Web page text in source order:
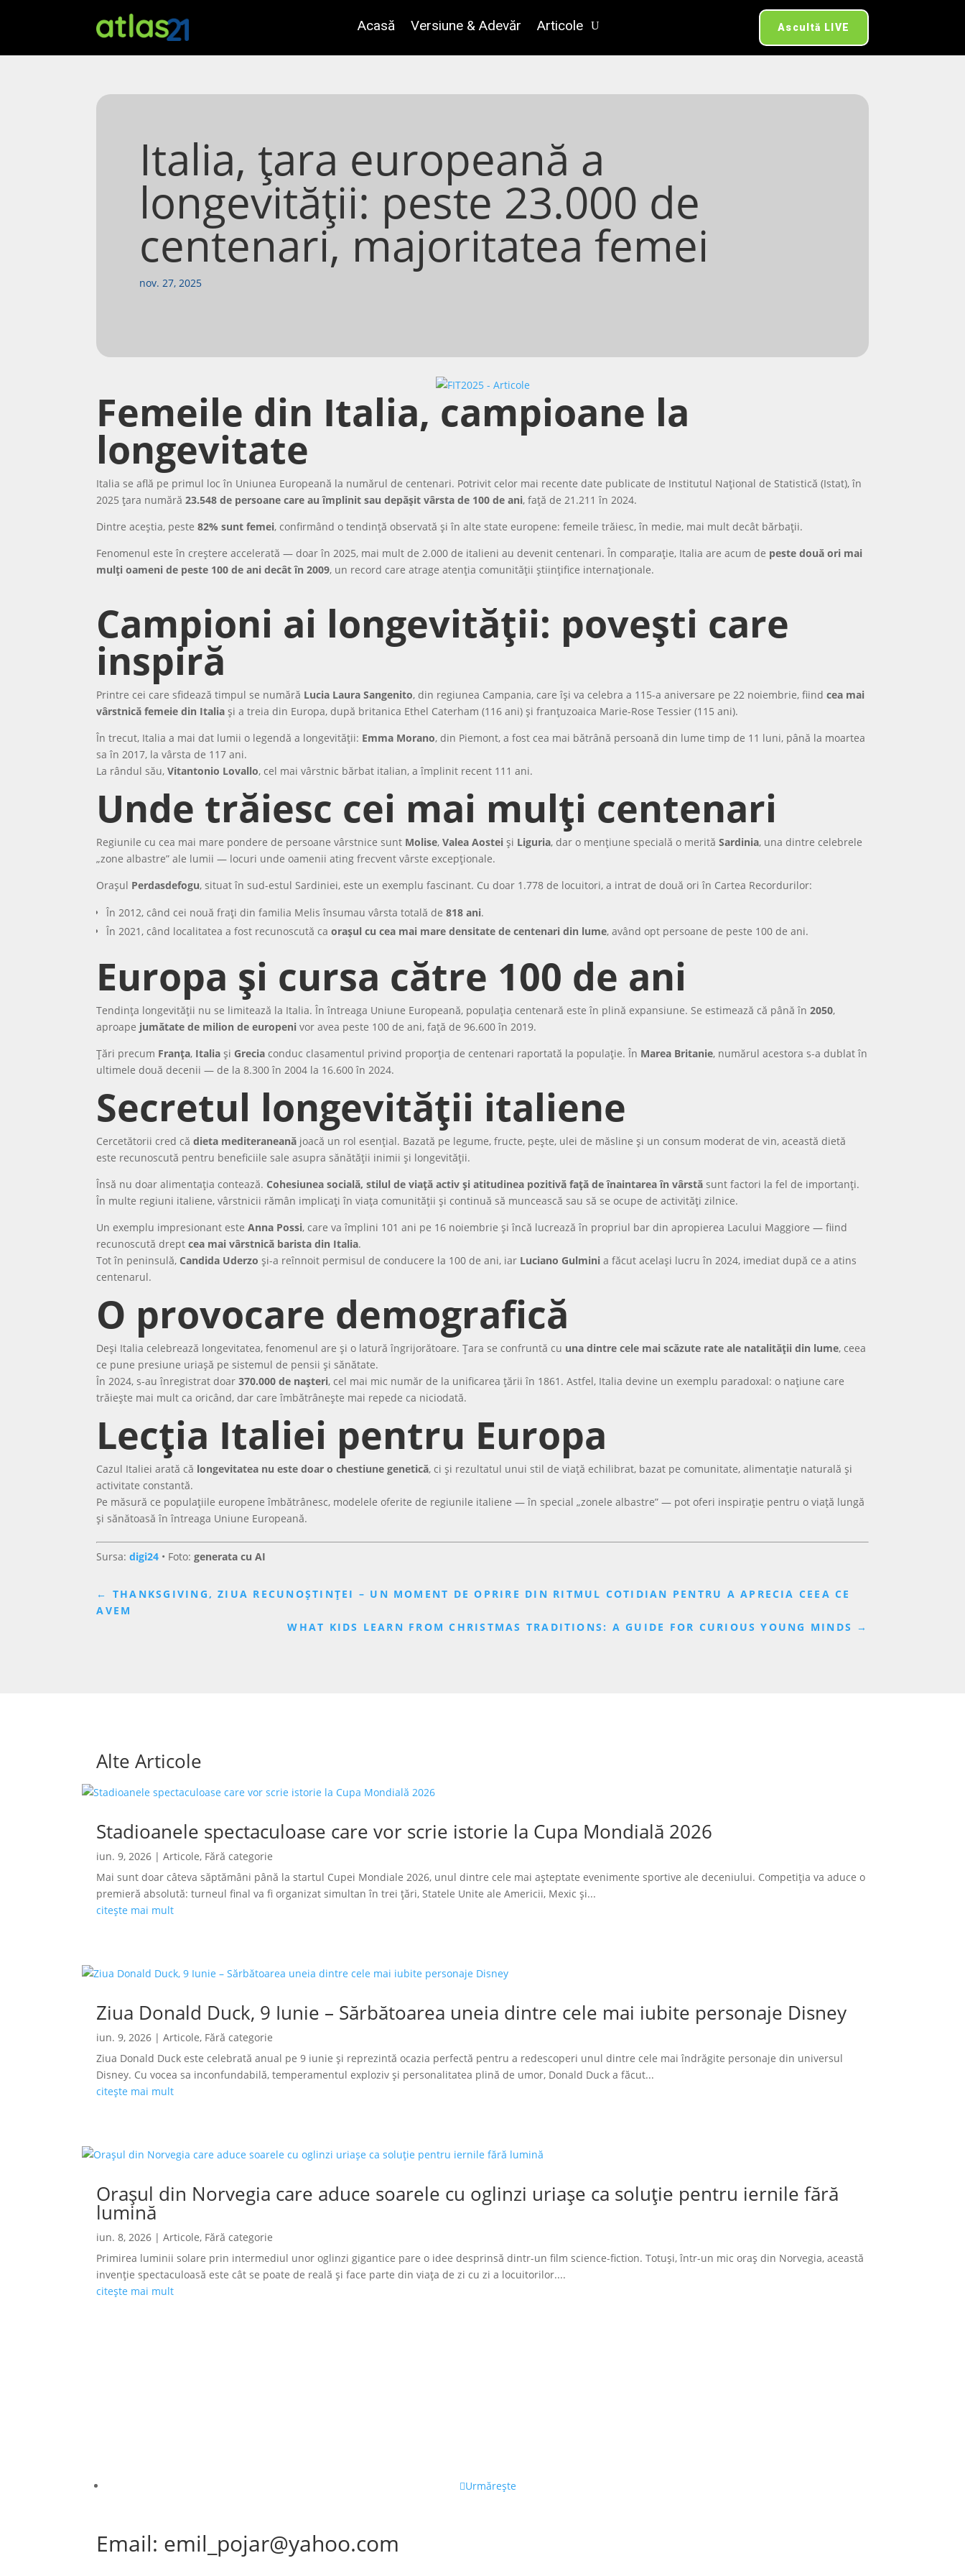
Acasă Versiune & Adevăr Articole Ascultă LIVE
Italia, țara europeană a
longevității: peste 23.000 de
centenari, majoritatea femei
nov. 27, 2025
Femeile din Italia, campioane la
longevitate
Italia se află pe primul loc în Uniunea Europeană la numărul de centenari. Potrivit celor mai recente date publicate de Institutul Național de Statistică (Istat), în
2025 țara numără23.548 de persoane care au împlinit sau depășit vârsta de 100 de ani, față de 21.211 în 2024.
Dintre aceștia, peste82% sunt femei, confirmând o tendință observată și în alte state europene: femeile trăiesc, în medie, mai mult decât bărbații.
Fenomenul este în creștere accelerată — doar în 2025, mai mult de 2.000 de italieni au devenit centenari. În comparație, Italia are acum de peste două ori mai
mulți oameni de peste 100 de ani decât în 2009, un record care atrage atenția comunității științifice internaționale.
Campioni ai longevității: povești care
inspiră
Printre cei care sfidează timpul se numără Lucia Laura Sangenito, din regiunea Campania, care își va celebra a 115-a aniversare pe 22 noiembrie, fiindcea mai
vârstnică femeie din Italia și a treia din Europa, după britanica Ethel Caterham (116 ani) și franțuzoaica Marie-Rose Tessier (115 ani).
În trecut, Italia a mai dat lumii o legendă a longevității: Emma Morano, din Piemont, a fost cea mai bătrână persoană din lume timp de 11 luni, până la moartea
sa în 2017, la vârsta de 117 ani.
La rândul său,Vitantonio Lovallo, cel mai vârstnic bărbat italian, a împlinit recent 111 ani.
Unde trăiesc cei mai mulți centenari
Regiunile cu cea mai mare pondere de persoane vârstnice sunt Molise,Valea Aostei și Liguria, dar o mențiune specială o merităSardinia, una dintre celebrele
„zone albastre” ale lumii — locuri unde oamenii ating frecvent vârste excepționale.
Orașul Perdasdefogu, situat în sud-estul Sardiniei, este un exemplu fascinant. Cu doar 1.778 de locuitori, a intrat de două ori în Cartea Recordurilor:
În 2012, când cei nouă frați din familia Melis însumau vârsta totală de818 ani.
În 2021, când localitatea a fost recunoscută caorașul cu cea mai mare densitate de centenari din lume, având opt persoane de peste 100 de ani.
Europa și cursa către 100 de ani
Tendința longevității nu se limitează la Italia. În întreaga Uniune Europeană, populația centenară este în plină expansiune. Se estimează că până în2050,
aproape jumătate de milion de europeni vor avea peste 100 de ani, față de 96.600 în 2019.
Țări precum Franța, Italia și Grecia conduc clasamentul privind proporția de centenari raportată la populație. În Marea Britanie, numărul acestora s-a dublat în
ultimele două decenii — de la 8.300 în 2004 la 16.600 în 2024.
Secretul longevității italiene
Cercetătorii cred cădieta mediteraneană joacă un rol esențial. Bazată pe legume, fructe, pește, ulei de măsline și un consum moderat de vin, această dietă
este recunoscută pentru beneficiile sale asupra sănătății inimii și longevității.
Însă nu doar alimentația contează. Cohesiunea socială, stilul de viață activ și atitudinea pozitivă față de înaintarea în vârstă sunt factori la fel de importanți.
În multe regiuni italiene, vârstnicii rămân implicați în viața comunității și continuă să muncească sau să se ocupe de activități zilnice.
Un exemplu impresionant esteAnna Possi, care va împlini 101 ani pe 16 noiembrie și încă lucrează în propriul bar din apropierea Lacului Maggiore — fiind
recunoscută dreptcea mai vârstnică barista din Italia.
Tot în peninsulă, Candida Uderzo și-a reînnoit permisul de conducere la 100 de ani, iar Luciano Gulmini a făcut același lucru în 2024, imediat după ce a atins
centenarul.
O provocare demografică
Deși Italia celebrează longevitatea, fenomenul are și o latură îngrijorătoare. Țara se confruntă cu una dintre cele mai scăzute rate ale natalității din lume, ceea
ce pune presiune uriașă pe sistemul de pensii și sănătate.
În 2024, s-au înregistrat doar370.000 de nașteri, cel mai mic număr de la unificarea țării în 1861. Astfel, Italia devine un exemplu paradoxal: o națiune care
trăiește mai mult ca oricând, dar care îmbătrânește mai repede ca niciodată.
Lecția Italiei pentru Europa
Cazul Italiei arată că longevitatea nu este doar o chestiune genetică, ci și rezultatul unui stil de viață echilibrat, bazat pe comunitate, alimentație naturală și
activitate constantă.
Pe măsură ce populațiile europene îmbătrânesc, modelele oferite de regiunile italiene — în special „zonele albastre” — pot oferi inspirație pentru o viață lungă
și sănătoasă în întreaga Uniune Europeană.
Sursa:digi24 • Foto:generata cu AI
← THANKSGIVING, ZIUA RECUNOȘTINȚEI – UN MOMENT DE OPRIRE DIN RITMUL COTIDIAN PENTRU A APRECIA CEEA CE
AVEM
WHAT KIDS LEARN FROM CHRISTMAS TRADITIONS: A GUIDE FOR CURIOUS YOUNG MINDS →
Alte Articole
Stadioanele spectaculoase care vor scrie istorie la Cupa Mondială 2026
iun. 9, 2026 |Articole, Fără categorie
Mai sunt doar câteva săptămâni până la startul Cupei Mondiale 2026, unul dintre cele mai așteptate evenimente sportive ale deceniului. Competiția va aduce o
premieră absolută: turneul final va fi organizat simultan în trei țări, Statele Unite ale Americii, Mexic și...
citește mai mult
Ziua Donald Duck, 9 Iunie – Sărbătoarea uneia dintre cele mai iubite personaje Disney
iun. 9, 2026 |Articole, Fără categorie
Ziua Donald Duck este celebrată anual pe 9 iunie și reprezintă ocazia perfectă pentru a redescoperi unul dintre cele mai îndrăgite personaje din universul
Disney. Cu vocea sa inconfundabilă, temperamentul exploziv și personalitatea plină de umor, Donald Duck a făcut...
citește mai mult
Orașul din Norvegia care aduce soarele cu oglinzi uriașe ca soluție pentru iernile fără
lumină
iun. 8, 2026 |Articole, Fără categorie
Primirea luminii solare prin intermediul unor oglinzi gigantice pare o idee desprinsă dintr-un film science-fiction. Totuși, într-un mic oraș din Norvegia, această
invenție spectaculoasă este cât se poate de reală și face parte din viața de zi cu zi a locuitorilor....
citește mai mult
Urmărește
Email: emil_pojar@yahoo.com